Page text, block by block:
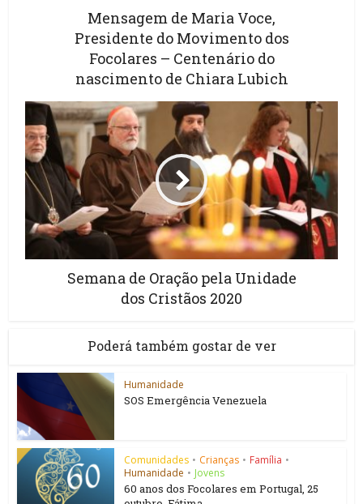
Mensagem de Maria Voce,
Presidente do Movimento dos
Focolares – Centenário do
nascimento de Chiara Lubich
Semana de Oração pela Unidade
dos Cristãos 2020
Poderá também gostar de ver
Humanidade
SOS Emergência Venezuela
Comunidades • Crianças • Família •
Humanidade • Jovens
60 anos dos Focolares em Portugal, 25